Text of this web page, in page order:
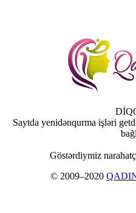
Saytda yenidənqurma işləri
Göstərdiymiz
© 2009–2020